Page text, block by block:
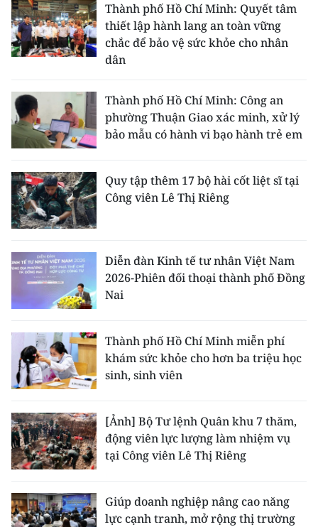
Thành phố Hồ Chí Minh: Quyết tâm
thiết lập hành lang an toàn vững
chắc để bảo vệ sức khỏe cho nhân
dân
Thành phố Hồ Chí Minh: Công an
phường Thuận Giao xác minh, xử lý
bảo mẫu có hành vi bạo hành trẻ em
Quy tập thêm 17 bộ hài cốt liệt sĩ tại
Công viên Lê Thị Riêng
Diễn đàn Kinh tế tư nhân Việt Nam
2026-Phiên đối thoại thành phố Đồng
Nai
Thành phố Hồ Chí Minh miễn phí
khám sức khỏe cho hơn ba triệu học
sinh, sinh viên
[Ảnh] Bộ Tư lệnh Quân khu 7 thăm,
động viên lực lượng làm nhiệm vụ
tại Công viên Lê Thị Riêng
Giúp doanh nghiệp nâng cao năng
lực cạnh tranh, mở rộng thị trường